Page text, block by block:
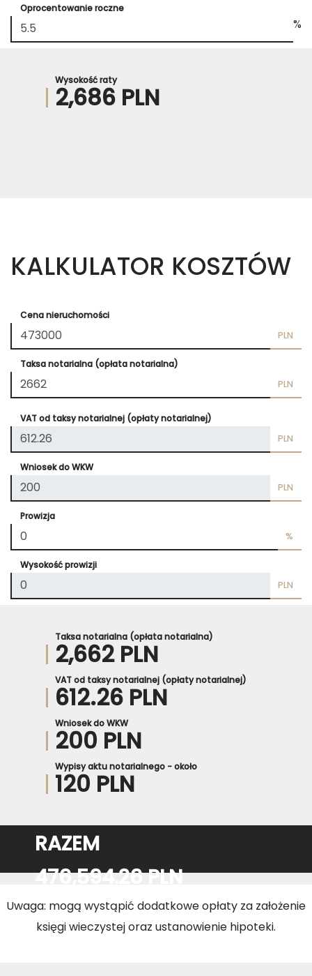
Oprocentowanie roczne
%
Wysokość raty
2,686 PLN
KALKULATOR KOSZTÓW
Cena nieruchomości
PLN
Taksa notarialna (opłata notarialna)
PLN
VAT od taksy notarialnej (opłaty notarialnej)
PLN
Wniosek do WKW
PLN
Prowizja
%
Wysokość prowizji
PLN
Taksa notarialna (opłata notarialna)
2,662 PLN
VAT od taksy notarialnej (opłaty notarialnej)
612.26 PLN
Wniosek do WKW
200 PLN
Wypisy aktu notarialnego - około
120 PLN
RAZEM
476,594.26 PLN
Uwaga: mogą wystąpić dodatkowe opłaty za założenie
księgi wieczystej oraz ustanowienie hipoteki.